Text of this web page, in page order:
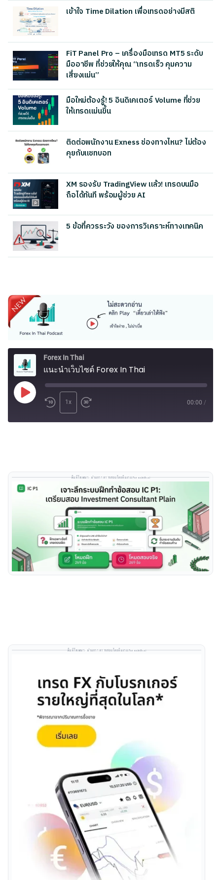
เข้าใจ Time Dilation เพื่อเทรดอย่างมีสติ
FiT Panel Pro – เครื่องมือเทรด MT5 ระดับ
มืออาชีพ ที่ช่วยให้คุณ “เทรดเร็ว คุมความ
เสี่ยงแม่น”
มือใหม่ต้องรู้! 5 อินดิเคเตอร์ Volume ที่ช่วย
ให้เทรดแม่นขึ้น
ติดต่อพนักงาน Exness ช่องทางไหน? ไม่ต้อง
คุยกับแชทบอท
XM รองรับ TradingView แล้ว! เทรดบนมือ
ถือได้ทันที พร้อมผู้ช่วย AI
5 ข้อที่ควรระวัง ของการวิเคราะห์ทางเทคนิค
Forex In Thai
แนะนำเว็บไซต์ Forex In Thai
Play
Episode
1x 00:00 /
พื้นที่โฆษณา · ผ่านการตรวจสอบโดยทีมงาน Forexinthai
พื้นที่โฆษณา · ผ่านการตรวจสอบโดยทีมงาน Forexinthai